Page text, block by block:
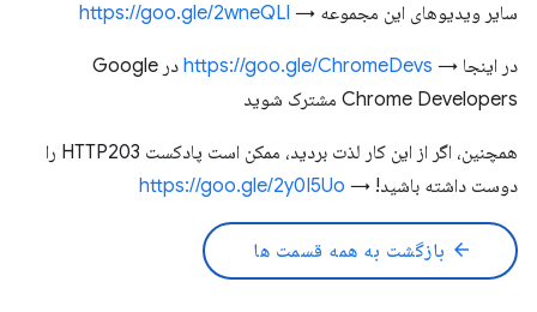
سایر ویدیوهای این مجموعه → https://goo.gle/2wneQLl
در اینجا → https://goo.gle/ChromeDevs
در Google
Chrome Developers مشترک شوید
همچنین، اگر از این کار لذت بردید، ممکن است پادکست HTTP203 را
دوست داشته باشید! → https://goo.gle/2y0I5Uo
arrow_back بازگشت به همه قسمت ها